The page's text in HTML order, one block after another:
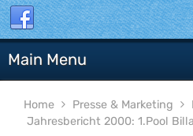
Main Menu
Home Presse & Marketing
Jahresbericht 2000: 1.Pool